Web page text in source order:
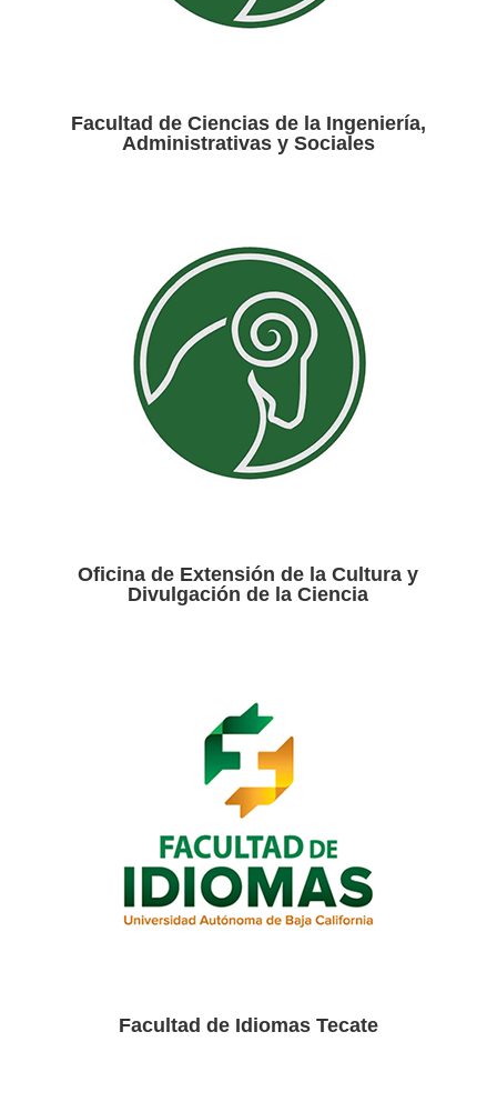
Facultad de Ciencias de la Ingeniería,
Administrativas y Sociales
Oficina de Extensión de la Cultura y
Divulgación de la Ciencia
Facultad de Idiomas Tecate